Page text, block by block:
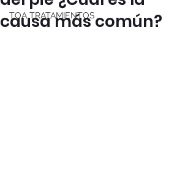
TOA TRATAMIENTOS
causa más común?